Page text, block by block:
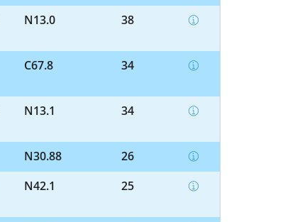
N13.0 38
C67.8 34
N13.1 34
N30.88
26
N42.1 25